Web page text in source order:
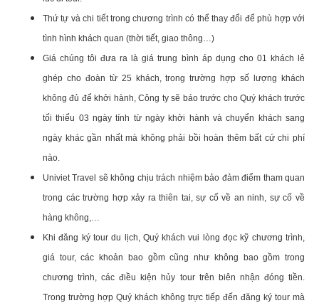
Thứ tự và chi tiết trong chương trình có thể thay đổi để phù hợp với
tình hình khách quan (thời tiết, giao thông…)
Giá chúng tôi đưa ra là giá trung bình áp dụng cho 01 khách lẻ
ghép cho đoàn từ 25 khách, trong trường hợp số lượng khách
không đủ để khởi hành, Công ty sẽ báo trước cho Quý khách trước
tối thiểu 03 ngày tính từ ngày khởi hành và chuyển khách sang
ngày khác gần nhất mà không phải bồi hoàn thêm bất cứ chi phí
nào.
Univiet Travel sẽ không chịu trách nhiệm bảo đảm điểm tham quan
trong các trường hợp xảy ra thiên tai, sự cố về an ninh, sự cố về
hàng không,…
Khi đăng ký tour du lịch, Quý khách vui lòng đọc kỹ chương trình,
giá tour, các khoản bao gồm cũng như không bao gồm trong
chương trình, các điều kiện hủy tour trên biên nhận đóng tiền.
Trong trường hợp Quý khách không trực tiếp đến đăng ký tour mà